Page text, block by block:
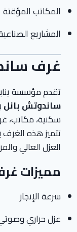
المكاتب المؤقتة
المشاريع
غرف
تقدم مؤسسة
ساندوتش بانل
سكنية، مكاتب،
تتميز هذه الغرف
العزل العالي
مميزات
سرعة الإنجاز
عزل حراري